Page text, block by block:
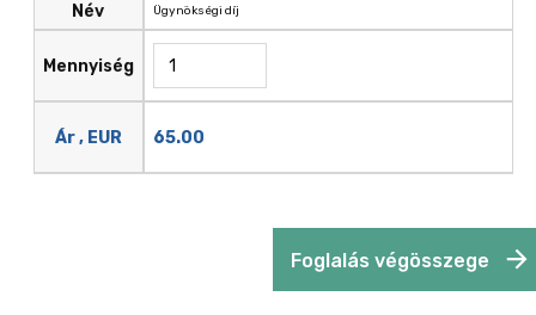
Név
Mennyiség
Ár , EUR
Ügynökségi díj
65.00
Foglalás végösszege